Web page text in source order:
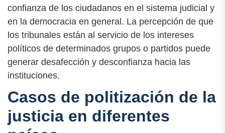
confianza de los ciudadanos en el sistema judicial y
en la democracia en general. La percepción de que
los tribunales están al servicio de los intereses
políticos de determinados grupos o partidos puede
generar desafección y desconfianza hacia las
instituciones.
Casos de politización de la
justicia en diferentes